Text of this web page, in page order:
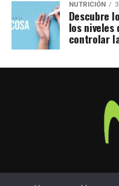
NUTRICIÓN
Descubre
los niveles
controlar